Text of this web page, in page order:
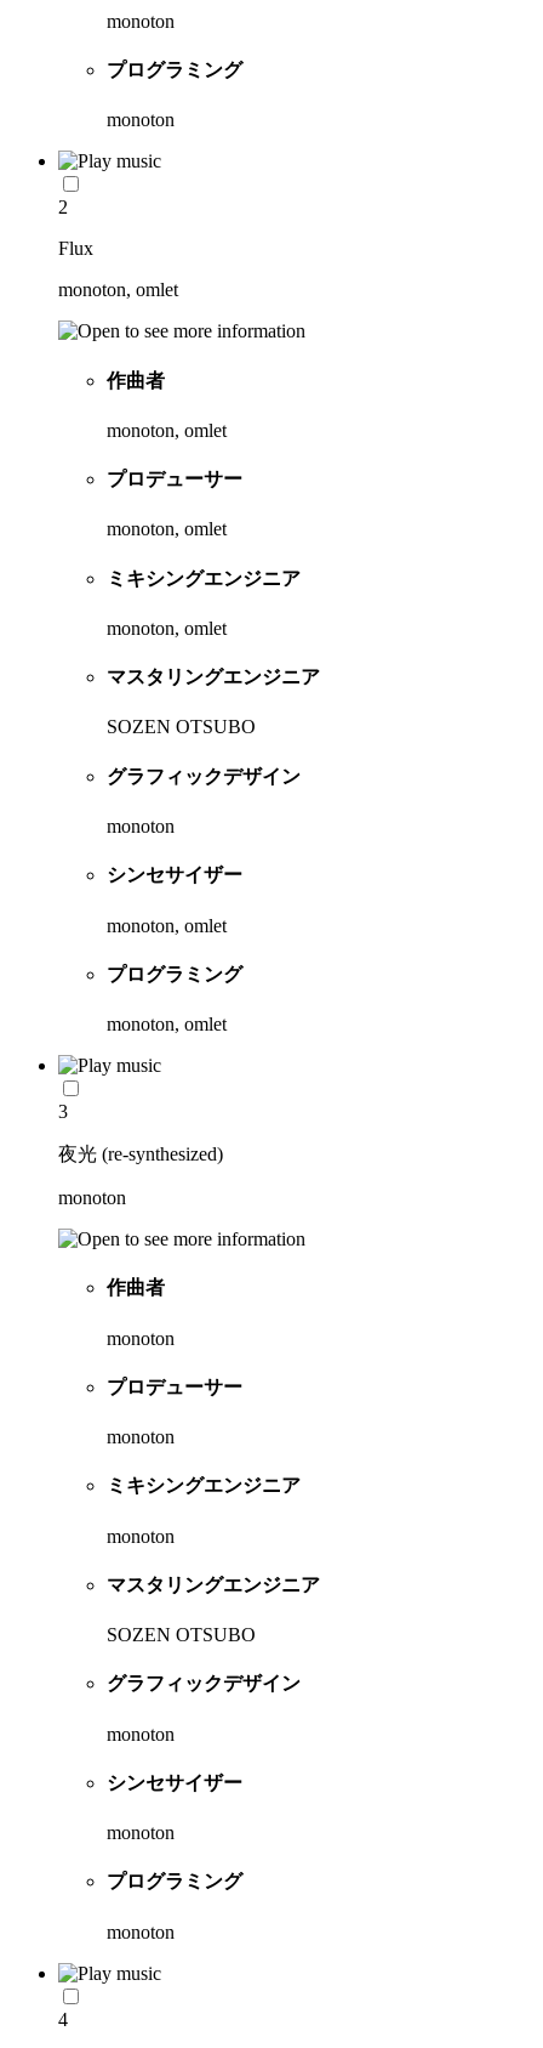
monoton
プログラミング
monoton
2
Flux
monoton, omlet
作曲者
monoton, omlet
プロデューサー
monoton, omlet
ミキシングエンジニア
monoton, omlet
マスタリングエンジニア
SOZEN OTSUBO
グラフィックデザイン
monoton
シンセサイザー
monoton, omlet
プログラミング
monoton, omlet
3
夜光 (re-synthesized)
monoton
作曲者
monoton
プロデューサー
monoton
ミキシングエンジニア
monoton
マスタリングエンジニア
SOZEN OTSUBO
グラフィックデザイン
monoton
シンセサイザー
monoton
プログラミング
monoton
4